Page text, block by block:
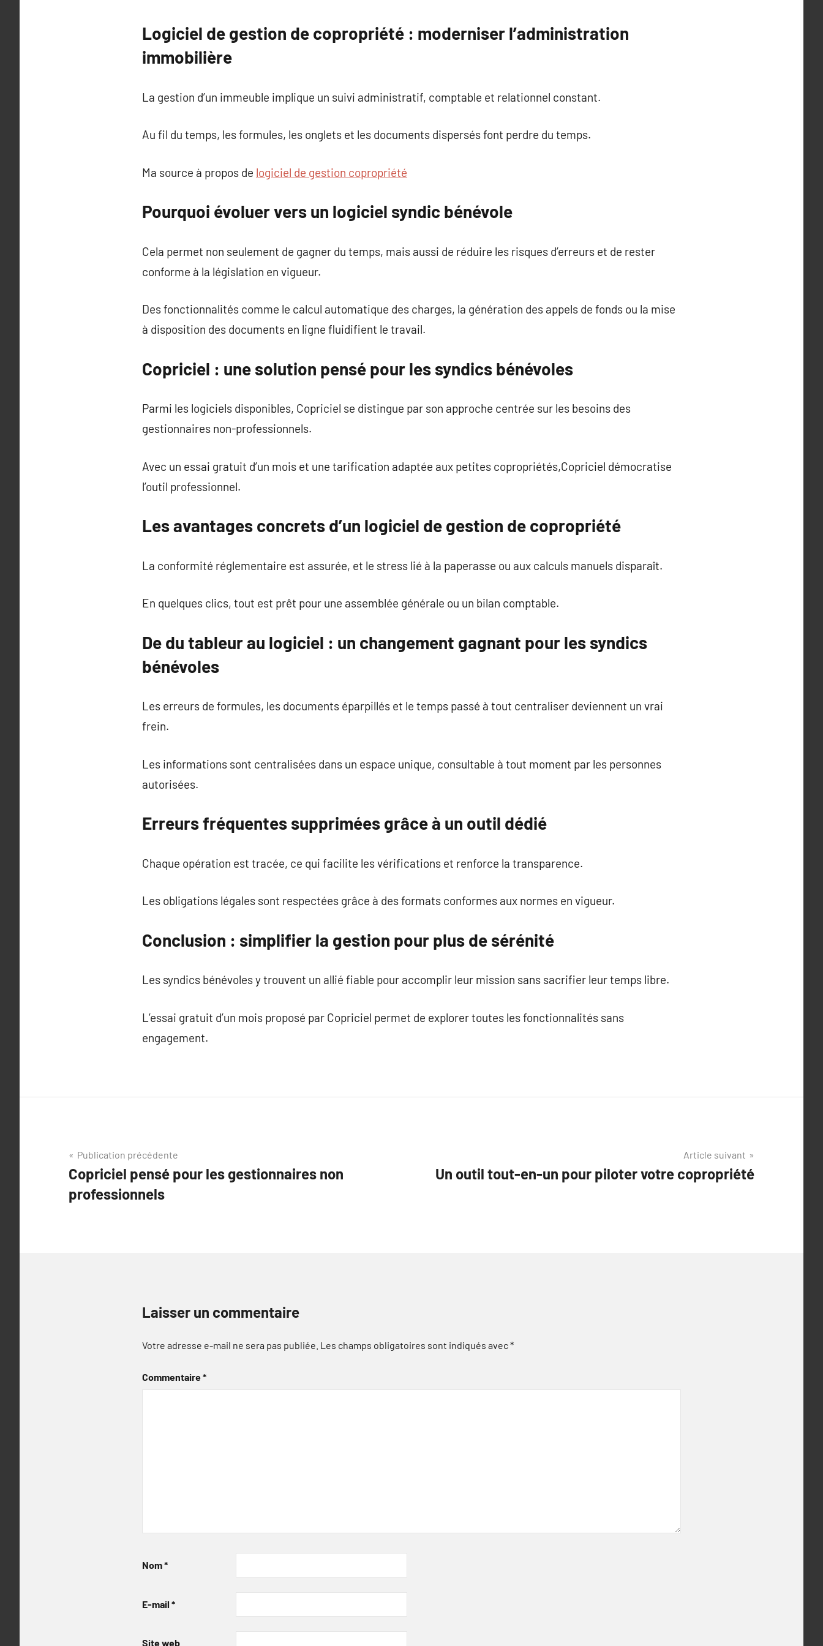
Logiciel de gestion de copropriété : moderniser l’administration
immobilière
La gestion d’un immeuble implique un suivi administratif, comptable et relationnel constant.
Au fil du temps, les formules, les onglets et les documents dispersés font perdre du temps.
Ma source à propos de logiciel de gestion copropriété
Pourquoi évoluer vers un logiciel syndic bénévole
Cela permet non seulement de gagner du temps, mais aussi de réduire les risques d’erreurs et de rester
conforme à la législation en vigueur.
Des fonctionnalités comme le calcul automatique des charges, la génération des appels de fonds ou la mise
à disposition des documents en ligne fluidifient le travail.
Copriciel : une solution pensé pour les syndics bénévoles
Parmi les logiciels disponibles, Copriciel se distingue par son approche centrée sur les besoins des
gestionnaires non-professionnels.
Avec un essai gratuit d’un mois et une tarification adaptée aux petites copropriétés,Copriciel démocratise
l’outil professionnel.
Les avantages concrets d’un logiciel de gestion de copropriété
La conformité réglementaire est assurée, et le stress lié à la paperasse ou aux calculs manuels disparaît.
En quelques clics, tout est prêt pour une assemblée générale ou un bilan comptable.
De du tableur au logiciel : un changement gagnant pour les syndics
bénévoles
Les erreurs de formules, les documents éparpillés et le temps passé à tout centraliser deviennent un vrai
frein.
Les informations sont centralisées dans un espace unique, consultable à tout moment par les personnes
autorisées.
Erreurs fréquentes supprimées grâce à un outil dédié
Chaque opération est tracée, ce qui facilite les vérifications et renforce la transparence.
Les obligations légales sont respectées grâce à des formats conformes aux normes en vigueur.
Conclusion : simplifier la gestion pour plus de sérénité
Les syndics bénévoles y trouvent un allié fiable pour accomplir leur mission sans sacrifier leur temps libre.
L’essai gratuit d’un mois proposé par Copriciel permet de explorer toutes les fonctionnalités sans
engagement.
Navigation
de
l’article
Publication précédente
Copriciel pensé pour les gestionnaires non
professionnels
Article suivant
Un outil tout-en-un pour piloter votre copropriété
Laisser un commentaire
Votre adresse e-mail ne sera pas publiée. Les champs obligatoires sont indiqués avec*
Commentaire*
Nom*
E-mail *
Site web